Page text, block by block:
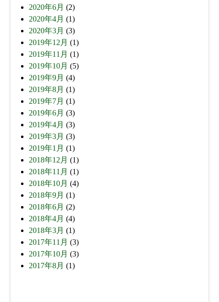
2020年6月 (2)
2020年4月 (1)
2020年3月 (3)
2019年12月 (1)
2019年11月 (1)
2019年10月 (5)
2019年9月 (4)
2019年8月 (1)
2019年7月 (1)
2019年6月 (3)
2019年4月 (3)
2019年3月 (3)
2019年1月 (1)
2018年12月 (1)
2018年11月 (1)
2018年10月 (4)
2018年9月 (1)
2018年6月 (2)
2018年4月 (4)
2018年3月 (1)
2017年11月 (3)
2017年10月 (3)
2017年8月 (1)